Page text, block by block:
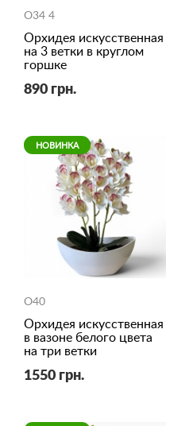
O34 4
Орхидея искусственная
на 3 ветки в круглом
горшке
890 грн.
НОВИНКА
O40
Орхидея искусственная
в вазоне белого цвета
на три ветки
1550 грн.